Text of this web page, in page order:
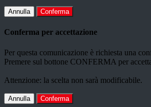
Annulla Conferma
Conferma per accettazione
Per questa comunicazione è richiesta una
Premere sul bottone CONFERMA per
Attenzione: la scelta non sarà modificabile.
Annulla Conferma